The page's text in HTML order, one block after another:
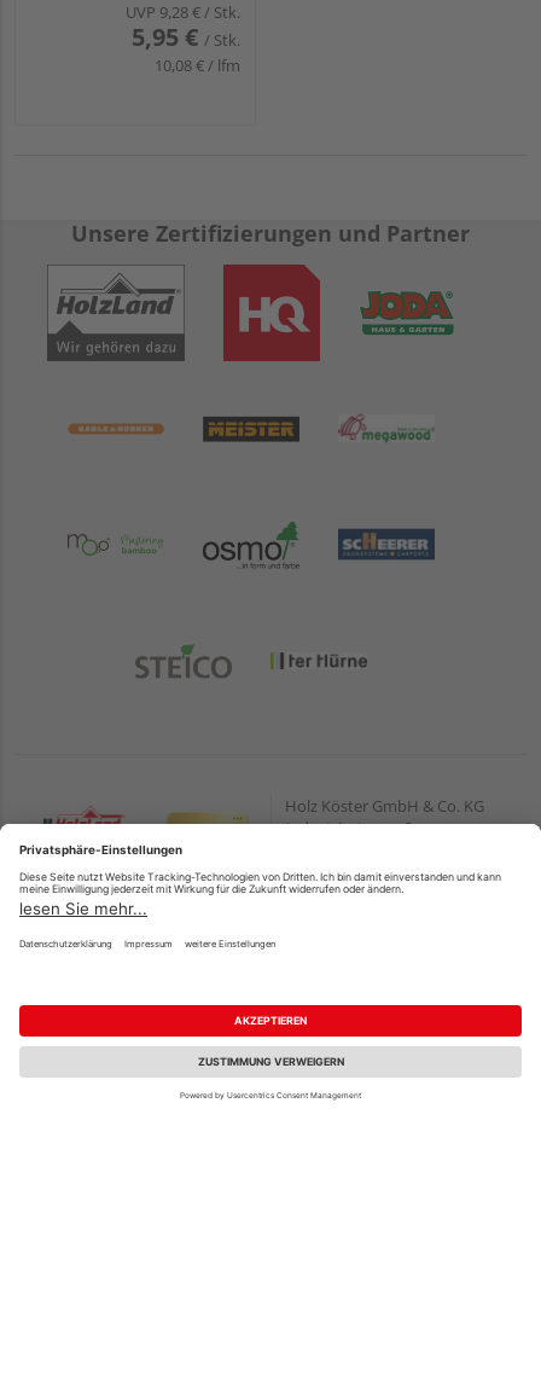
UVP 9,28 €/ Stk.
5,95 € / Stk.
10,08 € / lfm
Unsere Zertifizierungen und Partner
Holz Köster GmbH & Co. KG
Industriestrasse 3
Zahlungsarten
PayPal
Onlineüberweisung